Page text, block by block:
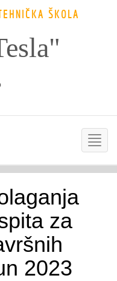
ŠKOLA
za
2023